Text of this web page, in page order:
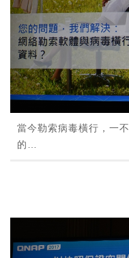
當今勒索病毒橫行，一
的…